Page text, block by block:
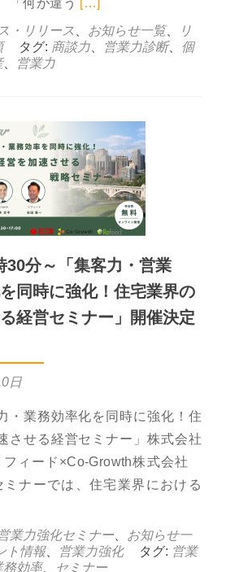
「何が違う […]
・リリース お知らせ一覧、
リ
タグ: 商談力 営業力診断、 個
、 営業力
30分～「集客力・営業
同時に強化！住宅業界の
経営セミナー」開催決定
日
・業務効率化を同時に強化！住
させる経営セミナー」株式会社
フィード×Co-Growth株式会社
ミナーでは、住宅業界における
about 9月26日(木)15時30分～
業力強化セミナー
お知らせ一
ト情報、 営業力強化 タグ: 営業
務効率、 セミナー